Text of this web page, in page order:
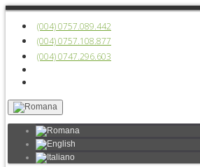
(004) 0757.089.442
(004) 0757.108.877
(004) 0747.296.603